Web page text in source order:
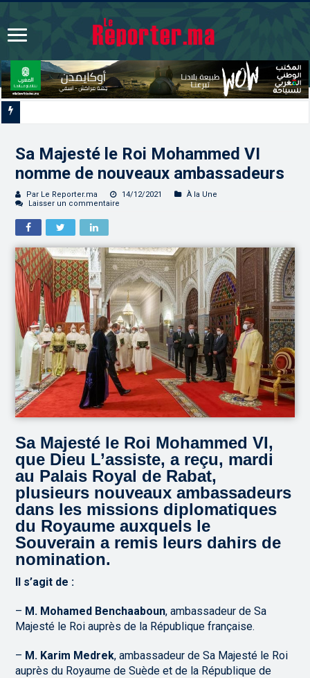
Sa Majesté le Roi Mohammed VI
nomme de nouveaux ambassadeurs
Par Le Reporter.ma 14/12/2021
À la Une
Laisser un commentaire
Sa Majesté le Roi Mohammed VI,
que Dieu L’assiste, a reçu, mardi
au Palais Royal de Rabat,
plusieurs nouveaux ambassadeurs
dans les missions diplomatiques
du Royaume auxquels le
Souverain a remis leurs dahirs de
nomination.
Il s’agit de :
– M. Mohamed Benchaaboun, ambassadeur de Sa
Majesté le Roi auprès de la République française.
– M. Karim Medrek, ambassadeur de Sa Majesté le Roi
auprès du Royaume de Suède et de la République de